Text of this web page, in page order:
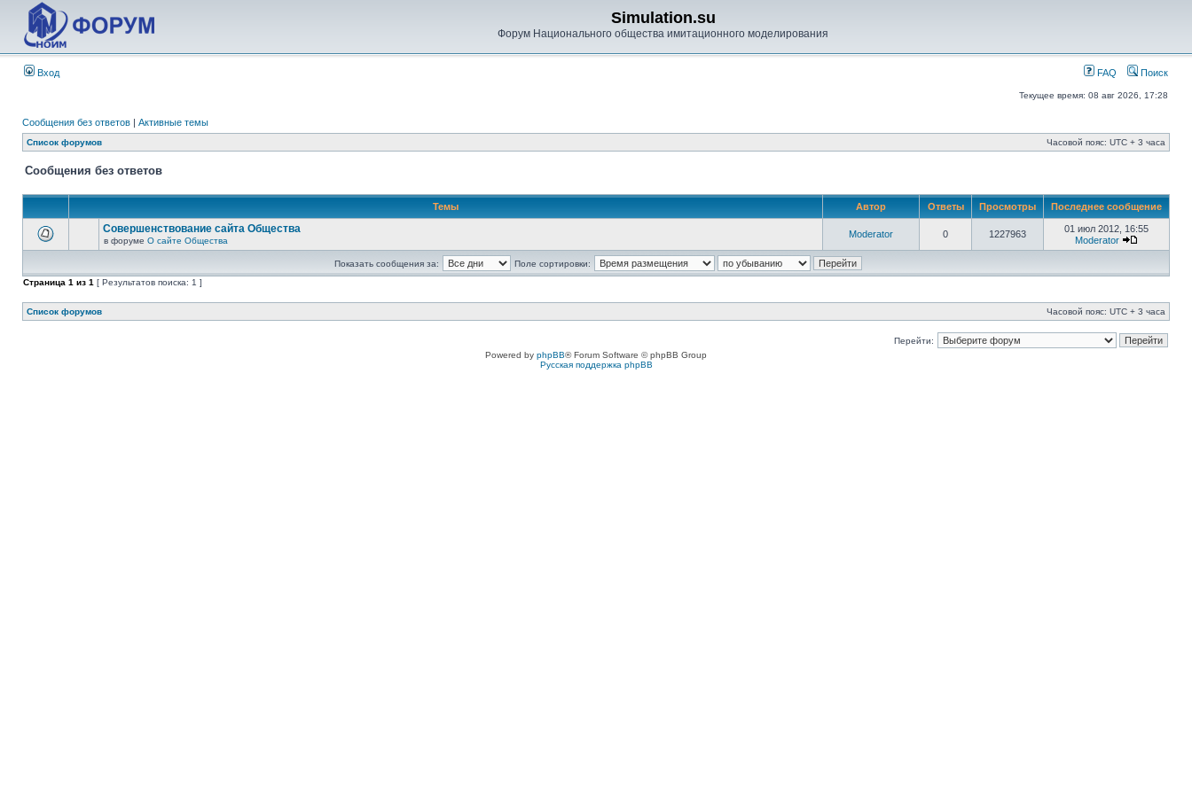
Simulation.su
Форум Национального общества имитационного моделирования
Вход FAQ Поиск
Текущее время: 08 авг 2026, 17:28
Сообщения без ответов | Активные темы
Список форумов Часовой пояс: UTC + 3 часа
Сообщения без ответов
Темы Автор Ответы Просмотры Последнее сообщение
Совершенствование сайта Общества
в форуме О сайте Общества
Moderator 0 1227963
01 июл 2012, 16:55
Moderator
Показать сообщения за:
Поле сортировки:
Страница 1 из 1 [ Результатов поиска: 1 ]
Список форумов Часовой пояс: UTC + 3 часа
Перейти:
Powered by phpBB® Forum Software © phpBB Group
Русская поддержка phpBB